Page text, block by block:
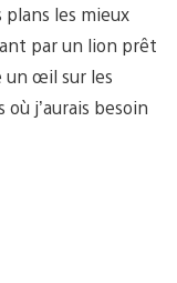
les mieux
par un lion prêt
un œil sur les
j’aurais besoin